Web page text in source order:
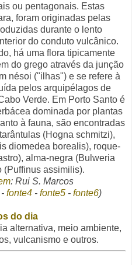
ou pentagonais. Estas
foram originadas pelas
durante o lento
do conduto vulcânico.
há uma flora tipicamente
do grego através da junção
nésoi ("ilhas") e se refere à
pelos arquipélagos de
Verde. Em Porto Santo é
dominada por plantas
à fauna, são encontradas
(Hogna schmitzi),
diomedea borealis), roque-
alma-negra (Bulweria
(Puffinus assimilis).
: Rui S. Marcos
fonte4- fonte5- fonte6)
do dia
alternativa, meio ambiente,
vulcanismo e outros.